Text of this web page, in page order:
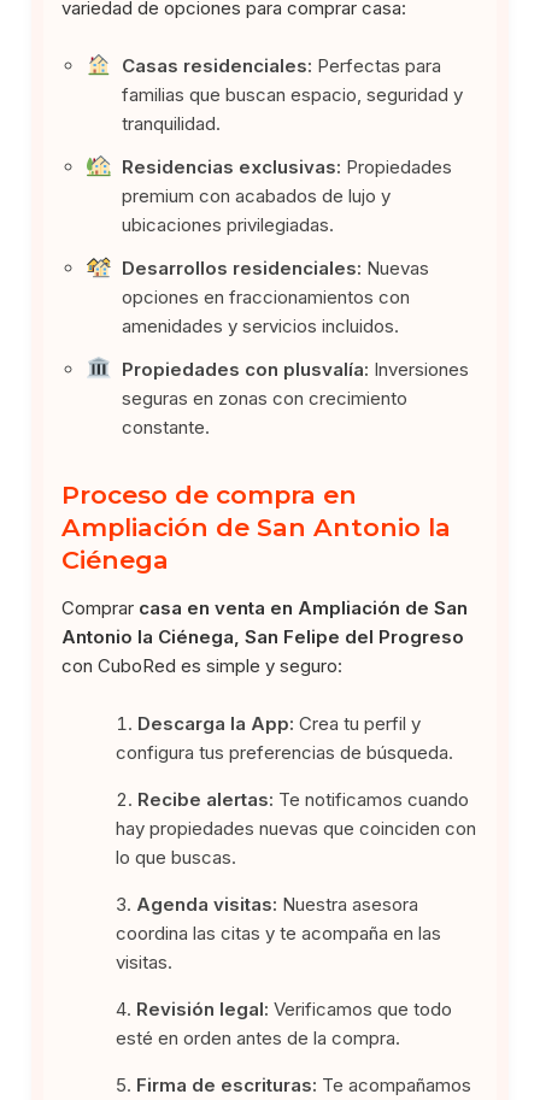
variedad de opciones para comprar casa:
Casas residenciales: Perfectas para
familias que buscan espacio, seguridad y
tranquilidad.
Residencias exclusivas: Propiedades
premium con acabados de lujo y
ubicaciones privilegiadas.
Desarrollos residenciales: Nuevas
opciones en fraccionamientos con
amenidades y servicios incluidos.
Propiedades con plusvalía: Inversiones
seguras en zonas con crecimiento
constante.
Proceso de compra en
Ampliación de San Antonio la
Ciénega
Comprar casa en venta en Ampliación de San
Antonio la Ciénega, San Felipe del Progreso
con CuboRed es simple y seguro:
Descarga la App: Crea tu perfil y
configura tus preferencias de búsqueda.
Recibe alertas: Te notificamos cuando
hay propiedades nuevas que coinciden con
lo que buscas.
Agenda visitas: Nuestra asesora
coordina las citas y te acompaña en las
visitas.
Revisión legal: Verificamos que todo
esté en orden antes de la compra.
Firma de escrituras: Te acompañamos